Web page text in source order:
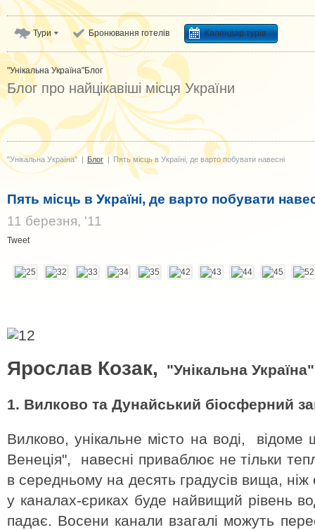
Тури Бронювання готелів Календар турів
"Унікальна Україна"Блог
Блог про найцікавіші місця України
"Унікальна Україна" | Блог | Пять місць в Україні, де варто побувати навесні
Пять місць в Україні, де варто побувати
11 березня, '11
Tweet
Ярослав Козак, "Унікальна Україна"
1. Вилково та Дунайський біосферний
Вилково, унікальне місто на воді, відоме
Венеція", навесні приваблює не тільки
в середньому на десять градусів вища,
у каналах-єриках буде найвищий рівень
падає. Восени канали взагалі можуть